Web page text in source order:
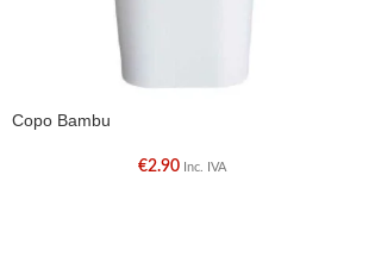
Copo Bambu
€2.90 Inc. IVA